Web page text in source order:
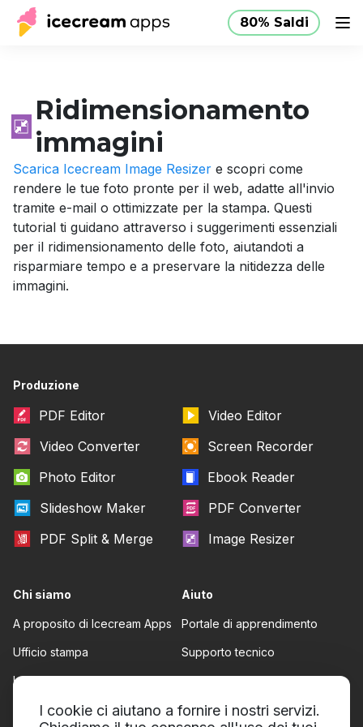
I cookie ci aiutano a fornire i nostri servizi.
80% Saldi
Produzione Negozio 80% Saldi
Ridimensionamento
immagini
Scarica Icecream Image Resizer e scopri come
rendere le tue foto pronte per il web, adatte all'invio
tramite e-mail o ottimizzate per la stampa. Questi
tutorial ti guidano attraverso i suggerimenti essenziali
per il ridimensionamento delle foto, aiutandoti a
risparmiare tempo e a preservare la nitidezza delle
immagini.
Produzione
PDF Editor
Video Editor
Video Converter
Screen Recorder
Photo Editor
Ebook Reader
Slideshow Maker
PDF Converter
PDF Split & Merge
Image Resizer
Chi siamo
A proposito di Icecream Apps
Ufficio stampa
I nostri autori
Collaborazione
Aiuto
Portale di apprendimento
Supporto tecnico
Termini del servizios
Politica di rimborso